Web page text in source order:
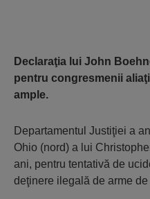
Declaraţia lui John
pentru congresmenii
ample.
Departamentul Justiţiei a
Ohio (nord) a lui
ani, pentru tentativă de
deţinere ilegală de arme de